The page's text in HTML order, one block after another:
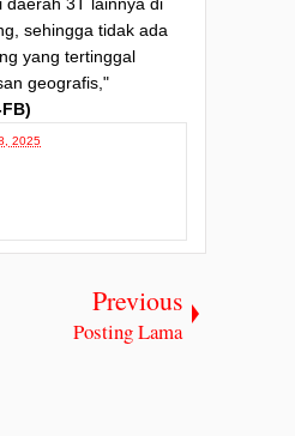
sehingga tidak ada
yang tertinggal
geografis,"
2025
Previous
Posting Lama